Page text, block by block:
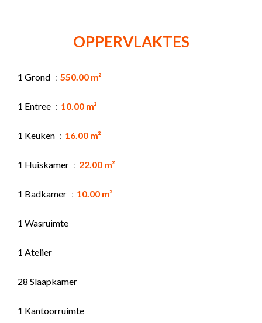
OPPERVLAKTES
1 Grond 550.00 m²
1 Entree 10.00 m²
1 Keuken 16.00 m²
1 Huiskamer 22.00 m²
1 Badkamer 10.00 m²
1 Wasruimte
1 Atelier
28 Slaapkamer
1 Kantoorruimte